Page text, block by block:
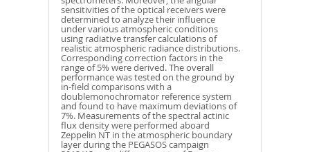
sensitivities of the optical receivers were
determined to analyze their influence
under various atmospheric conditions
using radiative transfer calculations of
realistic atmospheric radiance distributions.
Corresponding correction factors in the
range of 5% were derived. The overall
performance was tested on the ground by
in-field comparisons with a
doublemonochromator reference system
and found to have maximum deviations of
7%. Measurements of the spectral actinic
flux density were performed aboard
Zeppelin NT in the atmospheric boundary
layer during the PEGASOS campaign